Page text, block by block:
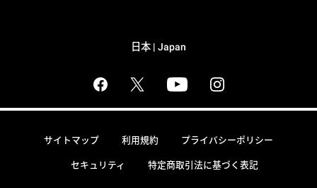
日本 | Japan
サイトマップ 利用規約 プライバシーポリシー
セキュリティ 特定商取引法に基づく表記